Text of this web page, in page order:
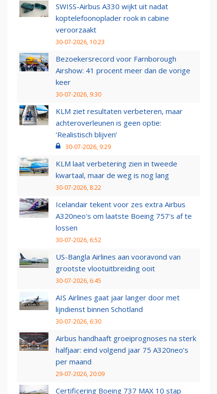
SWISS-Airbus A330 wijkt uit nadat
koptelefoonoplader rook in cabine
veroorzaakt
30-07-2026, 10:23
Bezoekersrecord voor Farnborough
Airshow: 41 procent meer dan de vorige
keer
30-07-2026, 9:30
KLM ziet resultaten verbeteren, maar
achteroverleunen is geen optie:
‘Realistisch blijven’
30-07-2026, 9:29
KLM laat verbetering zien in tweede
kwartaal, maar de weg is nog lang
30-07-2026, 8:22
Icelandair tekent voor zes extra Airbus
A320neo's om laatste Boeing 757's af te
lossen
30-07-2026, 6:52
US-Bangla Airlines aan vooravond van
grootste vlootuitbreiding ooit
30-07-2026, 6:45
AIS Airlines gaat jaar langer door met
lijndienst binnen Schotland
30-07-2026, 6:30
Airbus handhaaft groeiprognoses na sterk
halfjaar: eind volgend jaar 75 A320neo’s
per maand
29-07-2026, 20:09
Certificering Boeing 737 MAX 10 stap